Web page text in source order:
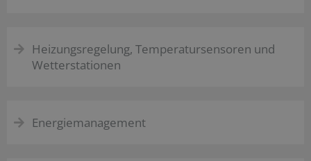
Heizungsregelung, Temperatursensoren und
Wetterstationen
Energiemanagement